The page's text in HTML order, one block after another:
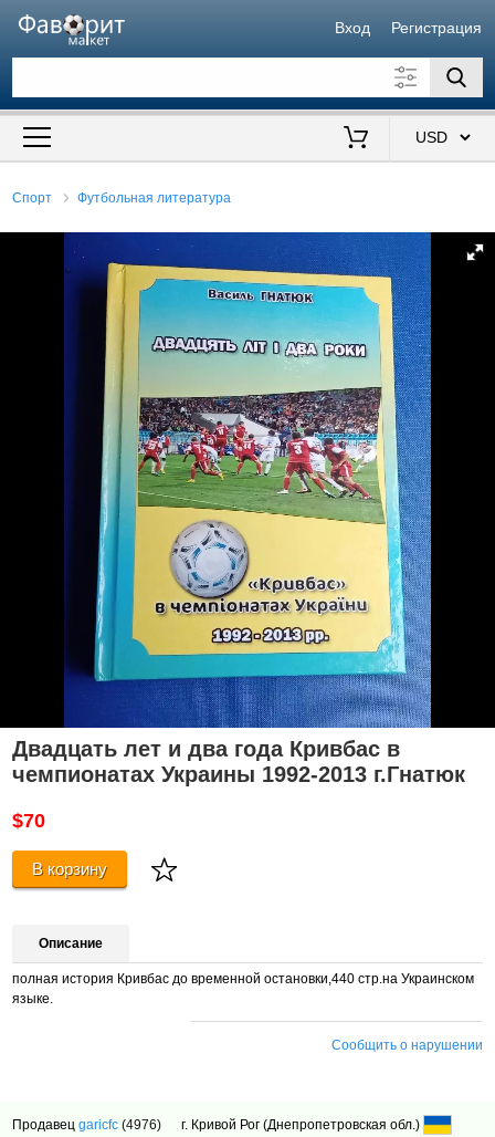
Вход Регистрация
Искать также в описании
Спорт Футбольная литература
Двадцать лет и два года Кривбас в
чемпионатах Украины 1992-2013 г.Гнатюк
$70
В корзину
Описание
полная история Кривбас до временной остановки,440 стр.на Украинском
языке.
Сообщить о нарушении
Продавецgaricfc (4976) г. Кривой Рог (Днепропетровская обл.)